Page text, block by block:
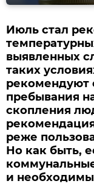
Июль стал
выявленных
таких
рекомендуют
пребывания
скопления
реже
Но как быть,
и